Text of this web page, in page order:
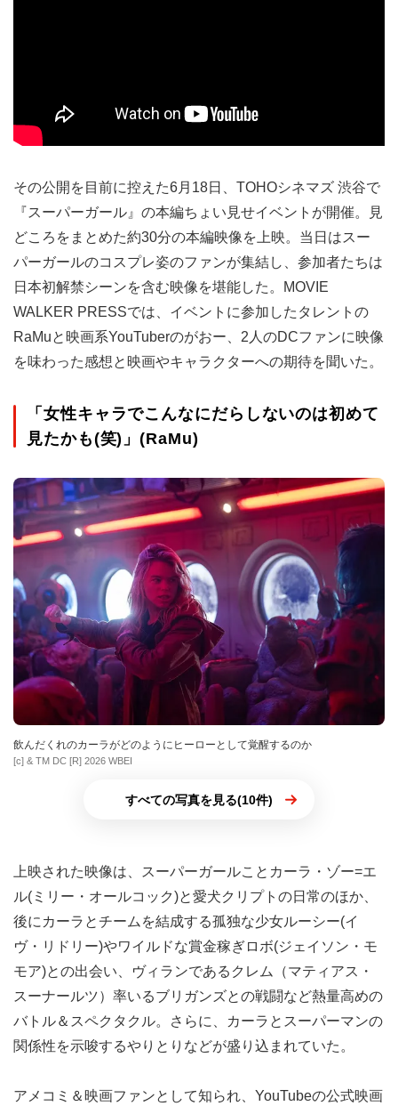
その公開を目前に控えた6月18日、TOHOシネマズ 渋谷で
『スーパーガール』の本編ちょい見せイベントが開催。見
どころをまとめた約30分の本編映像を上映。当日はスー
パーガールのコスプレ姿のファンが集結し、参加者たちは
日本初解禁シーンを含む映像を堪能した。MOVIE
WALKER PRESSでは、イベントに参加したタレントの
RaMuと映画系YouTuberのがおー、2人のDCファンに映像
を味わった感想と映画やキャラクターへの期待を聞いた。
「女性キャラでこんなにだらしないのは初めて
見たかも(笑)」(RaMu)
飲んだくれのカーラがどのようにヒーローとして覚醒するのか
[c] & TM DC [R] 2026 WBEI
すべての写真を見る(10件)
上映された映像は、スーパーガールことカーラ・ゾー=エ
ル(ミリー・オールコック)と愛犬クリプトの日常のほか、
後にカーラとチームを結成する孤独な少女ルーシー(イ
ヴ・リドリー)やワイルドな賞金稼ぎロボ(ジェイソン・モ
モア)との出会い、ヴィランであるクレム（マティアス・
スーナールツ）率いるブリガンズとの戦闘など熱量高めの
バトル＆スペクタクル。さらに、カーラとスーパーマンの
関係性を示唆するやりとりなどが盛り込まれていた。
アメコミ＆映画ファンとして知られ、YouTubeの公式映画